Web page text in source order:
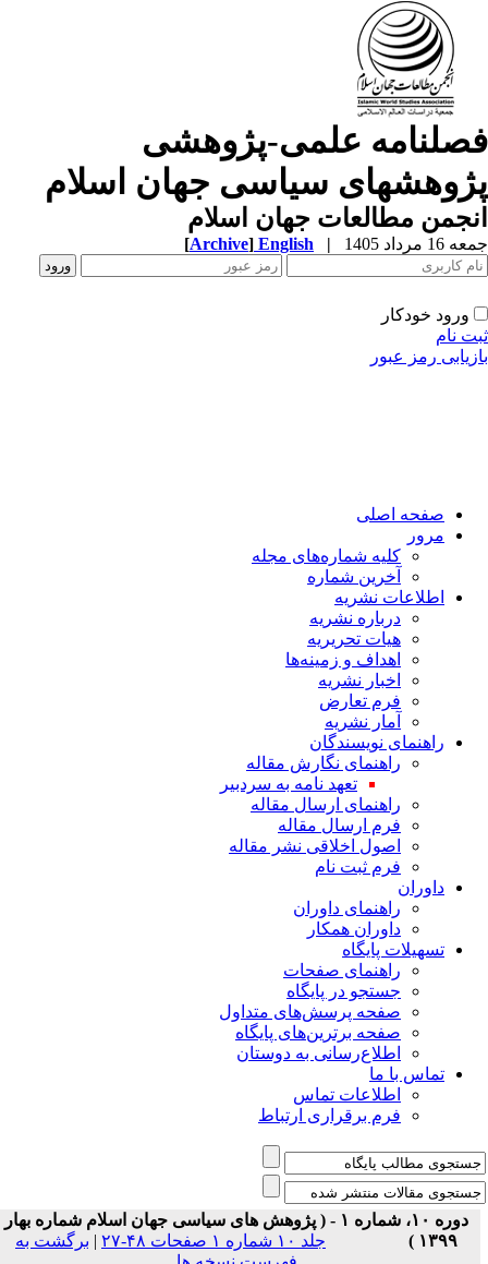
علمی-پژوهشی
سیاسی جهان اسلام
مطالعات جهان اسلام
مرداد 1405 |
English
[Archive]
ورود خودکار
نام
رمز عبور
صفحه اصلی
مرور
کلیه شماره‌های مجله
آخرین شماره
اطلاعات نشریه
درباره نشریه
هیات تحریریه
اهداف و زمینه‌ها
اخبار نشریه
فرم تعارض
آمار نشریه
راهنمای نویسندگان
راهنمای نگارش مقاله
تعهد نامه به سردبیر
راهنمای ارسال مقاله
فرم ارسال مقاله
اصول اخلاقی نشر مقاله
فرم ثبت نام
داوران
راهنمای داوران
داوران همکار
تسهیلات پایگاه
راهنمای صفحات
جستجو در پایگاه
صفحه پرسش‌های متداول
صفحه برترین‌های پایگاه
اطلاع‌رسانی به دوستان
تماس با ما
اطلاعات تماس
فرم برقراری ارتباط
دوره ۱۰، شماره ۱ - ( پژوهش های سیاسی جهان اسلام شماره بهار
۱۳۹۹ )
جلد ۱۰ شماره ۱ صفحات ۴۸-۲۷ |برگشت به